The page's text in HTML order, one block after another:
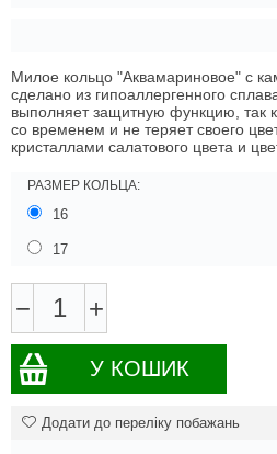
Милое кольцо "Аквамариновое" с
сделано из гипоаллергенного
выполняет защитную функцию, так
со временем и не теряет своего
кристаллами салатового цвета и
РАЗМЕР КОЛЬЦА:
16
17
− +
У КОШИК
Додати до переліку побажань